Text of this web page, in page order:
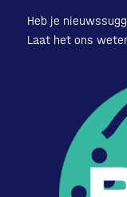
Heb je
Laat het ons